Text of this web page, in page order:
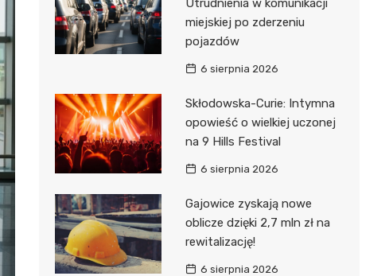
Utrudnienia w komunikacji
miejskiej po zderzeniu
pojazdów
6 sierpnia 2026
Skłodowska-Curie: Intymna
opowieść o wielkiej uczonej
na 9 Hills Festival
6 sierpnia 2026
Gajowice zyskają nowe
oblicze dzięki 2,7 mln zł na
rewitalizację!
6 sierpnia 2026